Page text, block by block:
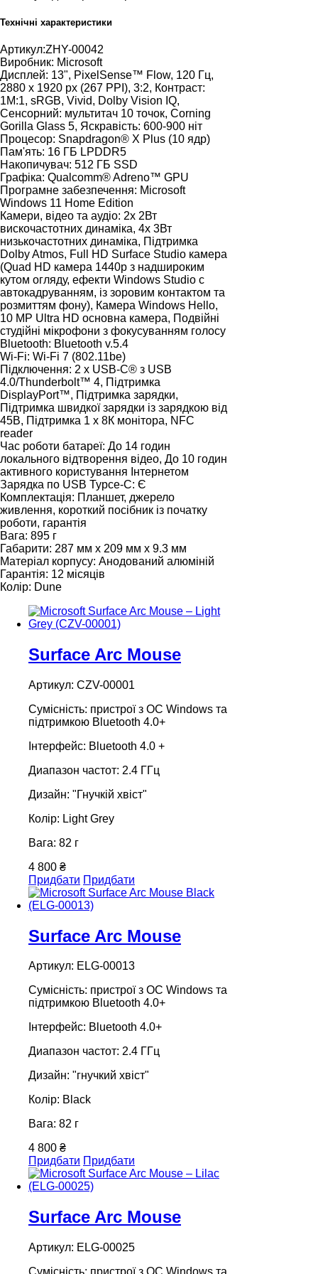
Технічні характеристики
Артикул:ZHY-00042
Виробник: Microsoft
Дисплей: 13", PixelSense™ Flow, 120 Гц,
2880 х 1920 px (267 PPI), 3:2, Контраст:
1M:1, sRGB, Vivid, Dolby Vision IQ,
Сенсорний: мультитач 10 точок, Corning
Gorilla Glass 5, Яскравість: 600-900 ніт
Процесор: Snapdragon® X Plus (10 ядр)
Пам'ять: 16 ГБ LPDDR5
Накопичувач: 512 ГБ SSD
Графіка: Qualcomm® Adreno™ GPU
Програмне забезпечення: Microsoft
Windows 11 Home Edition
Камери, відео та аудіо: 2х 2Вт
вискочастотних динаміка, 4х 3Вт
низькочастотних динаміка, Підтримка
Dolby Atmos, Full HD Surface Studio камера
(Quad HD камера 1440p з надшироким
кутом огляду, ефекти Windows Studio c
автокадруванням, із зоровим контактом та
розмиттям фону), Камера Windows Hello,
10 MP Ultra HD основна камера, Подвійні
студійні мікрофони з фокусуванням голосу
Bluetooth: Bluetooth v.5.4
Wi-Fi: Wi-Fi 7 (802.11be)
Підключення: 2 x USB-C® з USB
4.0/Thunderbolt™ 4, Підтримка
DisplayPort™, Підтримка зарядки,
Підтримка швидкої зарядки із зарядкою від
45В, Підтримка 1 х 8К монітора, NFC
reader
Час роботи батареї: До 14 годин
локального відтворення відео, До 10 годин
активного користування Інтернетом
Зарядка по USB Typce-C: Є
Комплектація: Планшет, джерело
живлення, короткий посібник із початку
роботи, гарантія
Вага: 895 г
Габарити: 287 мм x 209 мм x 9.3 мм
Матеріал корпусу: Анодований алюміній
Гарантія: 12 місяців
Колір: Dune
Surface Arc Mouse
Артикул: CZV-00001
Сумісність: пристрої з ОС Windows та
підтримкою Bluetooth 4.0+
Інтерфейс: Bluetooth 4.0 +
Диапазон частот: 2.4 ГГц
Дизайн: "Гнучкій хвіст"
Колір: Light Grey
Вага: 82 г
4 800 ₴
Придбати Придбати
Surface Arc Mouse
Артикул: ELG-00013
Сумісність: пристрої з ОС Windows та
підтримкою Bluetooth 4.0+
Інтерфейс: Bluetooth 4.0+
Диапазон частот: 2.4 ГГц
Дизайн: "гнучкий хвіст"
Колір: Black
Вага: 82 г
4 800 ₴
Придбати Придбати
Surface Arc Mouse
Артикул: ELG-00025